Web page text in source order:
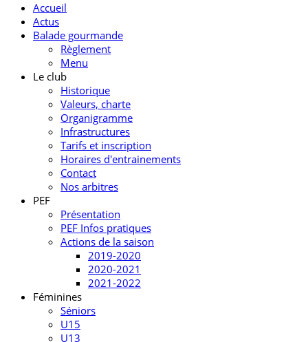
Accueil
Actus
Balade gourmande
Règlement
Menu
Le club
Historique
Valeurs, charte
Organigramme
Infrastructures
Tarifs et inscription
Horaires d'entrainements
Contact
Nos arbitres
PEF
Présentation
PEF Infos pratiques
Actions de la saison
2019-2020
2020-2021
2021-2022
Féminines
Séniors
U15
U13